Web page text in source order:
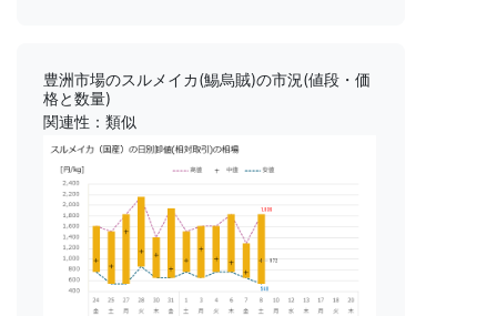
豊洲市場のスルメイカ(鯣烏賊)の市況(値段・価
格と数量)
関連性：類似